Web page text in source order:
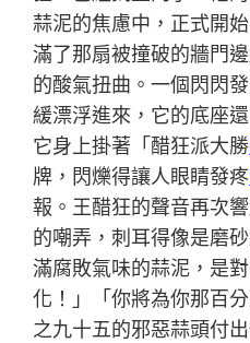
蒜泥的焦慮中，正式開
滿了那扇被撞破的牆門
的酸氣扭曲。一個閃閃
緩漂浮進來，它的底座
它身上掛著「醋狂派大勝
牌，閃爍得讓人眼睛發疼
報。王醋狂的聲音再次
的嘲弄，刺耳得像是磨
滿腐敗氣味的蒜泥，是
化！」「你將為你那百
之九十五的邪惡蒜頭付